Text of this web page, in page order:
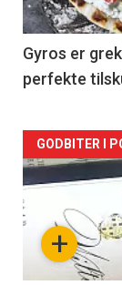
-
2
Gyros er
perfekte
akkurat
nå+
GODBITER I